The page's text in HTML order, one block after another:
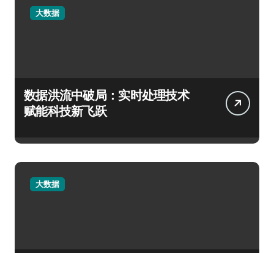
大数据
数据洪流中破局：实时处理技术
赋能科技新飞跃
大数据